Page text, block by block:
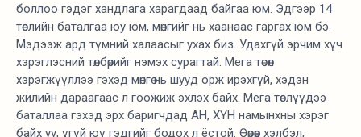
боллоо гэдэг хандлага харагдаад байгаа юм. Эдгээр 14
төслийн баталгаа юу юм, мөнгийг нь хаанаас гаргах юм бэ.
Мэдээж ард түмний халаасыг ухах биз. Удахгүй эрчим хүч
хэрэглэсний төлбөрийг нэмэх сурагтай. Мега төсөл
хэрэгжүүллээ гэхэд мөнгө нь шууд орж ирэхгүй, хэдэн
жилийн дараагаас л гоожиж эхлэх байх. Мега төслүүдээ
баталлаа гэхэд эрх баригчдад АН, ХҮН намынхны хэрэг
байх уу, үгүй юү гэдгийг бодох л ёстой. Өөрөөр хэлбэл,